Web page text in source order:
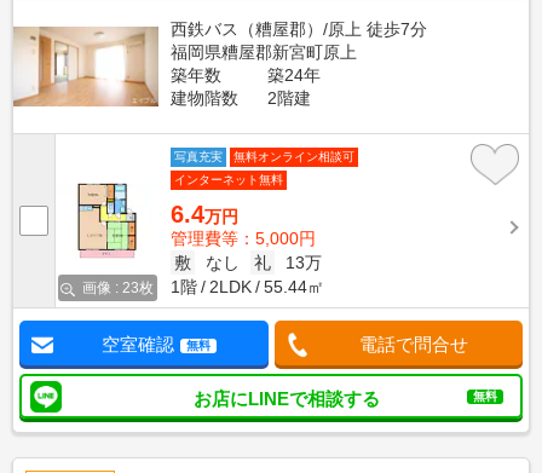
西鉄バス（糟屋郡）/原上 徒歩7分
福岡県糟屋郡新宮町原上
築年数
築24年
建物階数
2階建
画像 : 23枚
写真充実
無料オンライン相談可
インターネット無料
6.4万円
管理費等：5,000円
敷
なし 礼
13万
1階
2LDK 55.44㎡
空室確認 無料 電話で問合せ
お店にLINEで相談する 無料